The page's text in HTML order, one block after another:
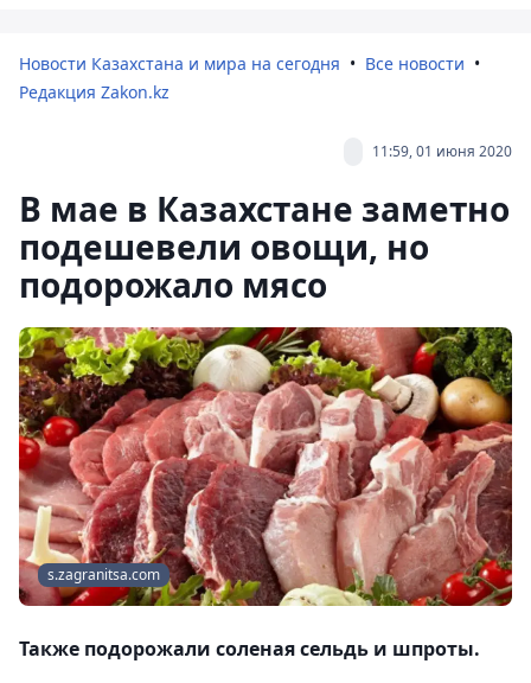
Новости Казахстана и мира на сегодня
Все новости
Редакция Zakon.kz
11:59, 01 июня 2020
В мае в Казахстане заметно
подешевели овощи, но
подорожало мясо
s.zagranitsa.com
Также подорожали соленая сельдь и шпроты.